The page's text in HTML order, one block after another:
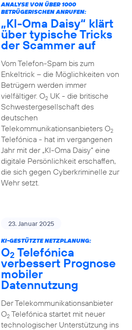
ANALYSE VON ÜBER 1000
BETRÜGERISCHEN ANRUFEN:
„KI-Oma Daisy“ klärt
über typische Tricks
der Scammer auf
Vom Telefon-Spam bis zum
Enkeltrick – die Möglichkeiten von
Betrügern werden immer
vielfältiger. O2UK - die britische
Schwestergesellschaft des
deutschen
Telekommunikationsanbieters O2
Telefónica - hat im vergangenen
Jahr mit der „KI-Oma Daisy“ eine
digitale Persönlichkeit erschaffen,
die sich gegen Cyberkriminelle zur
Wehr setzt.
23. Januar 2025
KI-GESTÜTZTE NETZPLANUNG:
O2 Telefónica
verbessert Prognose
mobiler
Datennutzung
Der Telekommunikationsanbieter
O2Telefónica startet mit neuer
technologischer Unterstützung ins